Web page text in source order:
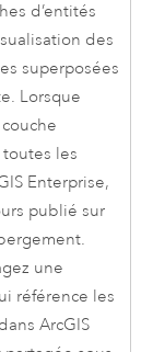
d’entités
des
superposées
Lorsque
les
Enterprise,
publié sur
une
référence les
ArcGIS